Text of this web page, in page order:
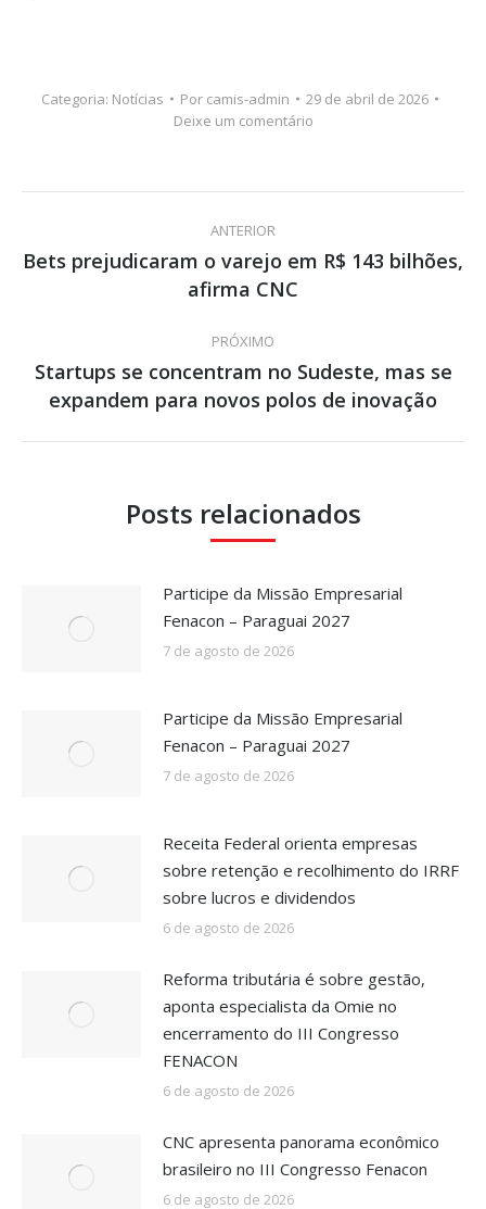
Categoria: Notícias Por camis-admin
29 de abril de 2026
Deixe um comentário
Navegação
de
ANTERIOR
Post
anterior:
Bets prejudicaram o varejo em R$ 143 bilhões,
afirma CNC
PRÓXIMO
Próximo
post:
Startups se concentram no Sudeste, mas se
expandem para novos polos de inovação
Posts relacionados
Participe da Missão Empresarial
Fenacon – Paraguai 2027
7 de agosto de 2026
Participe da Missão Empresarial
Fenacon – Paraguai 2027
7 de agosto de 2026
Receita Federal orienta empresas
sobre retenção e recolhimento do IRRF
sobre lucros e dividendos
6 de agosto de 2026
Reforma tributária é sobre gestão,
aponta especialista da Omie no
encerramento do III Congresso
FENACON
6 de agosto de 2026
CNC apresenta panorama econômico
brasileiro no III Congresso Fenacon
6 de agosto de 2026